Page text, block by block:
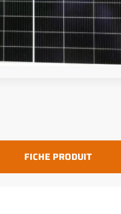
FICHE PRODUIT